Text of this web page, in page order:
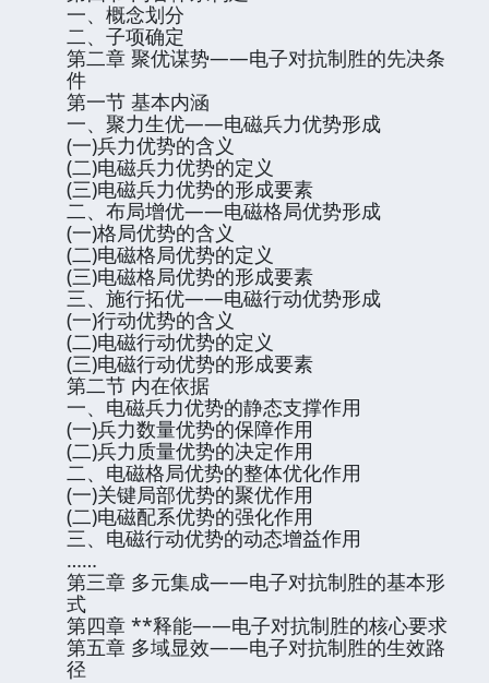
一、概念划分
二、子项确定
第二章 聚优谋势——电子对抗制胜的先决条
件
第一节 基本内涵
一、聚力生优——电磁兵力优势形成
(一)兵力优势的含义
(二)电磁兵力优势的定义
(三)电磁兵力优势的形成要素
二、布局增优——电磁格局优势形成
(一)格局优势的含义
(二)电磁格局优势的定义
(三)电磁格局优势的形成要素
三、施行拓优——电磁行动优势形成
(一)行动优势的含义
(二)电磁行动优势的定义
(三)电磁行动优势的形成要素
第二节 内在依据
一、电磁兵力优势的静态支撑作用
(一)兵力数量优势的保障作用
(二)兵力质量优势的决定作用
二、电磁格局优势的整体优化作用
(一)关键局部优势的聚优作用
(二)电磁配系优势的强化作用
三、电磁行动优势的动态增益作用
……
第三章 多元集成——电子对抗制胜的基本形
式
第四章 **释能——电子对抗制胜的核心要求
第五章 多域显效——电子对抗制胜的生效路
径